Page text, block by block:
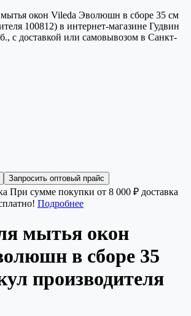
окон Vileda Эволюшн в сборе 35 см
100812) в интернет-магазине Гудвин
с доставкой или самовывозом в Санкт-
Запросить оптовый прайс
При сумме покупки от 8 000 ₽ доставка
Подробнее
мытья окон
в сборе 35
производителя